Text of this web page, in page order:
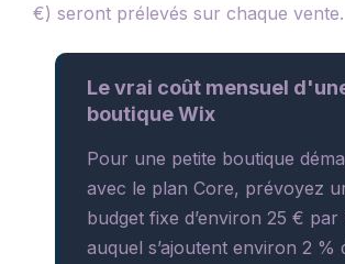
€) seront prélevés sur chaque vente.
Le vrai coût mensuel
boutique Wix
Pour une petite boutique
avec le plan Core, prévoyez
budget fixe d’environ 25 € par
auquel s’ajoutent environ 2 %